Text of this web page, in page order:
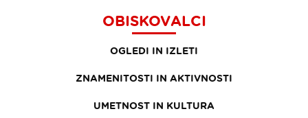
OBISKOVALCI
OGLEDI IN IZLETI
ZNAMENITOSTI IN AKTIVNOSTI
UMETNOST IN KULTURA